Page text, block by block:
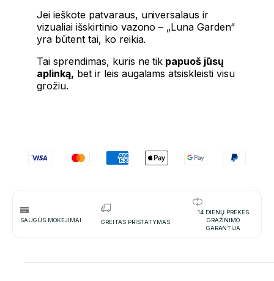
Jei ieškote patvaraus, universalaus ir
vizualiai išskirtinio vazono – „Luna Garden“
yra būtent tai, ko reikia.
Tai sprendimas, kuris ne tik papuoš jūsų
aplinką, bet ir leis augalams atsiskleisti visu
grožiu.
SAUGŪS MOKĖJIMAI GREITAS PRISTATYMAS
14 DIENŲ PREKĖS
GRAŽINIMO
GARANTIJA